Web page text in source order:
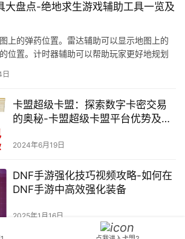
大盘点-绝地求生游戏辅助工具一览及
上的弹药位置。雷达辅助可以显示地图上的
位置。计时器辅助可以帮助玩家更好地规划
卡盟超级卡盟：探索数字卡密交易
的奥秘-卡盟超级卡盟平台优势及使
2024年6月19日
DNF手游强化技巧视频攻略-如何在
DNF手游中高效强化装备
2025年1月16日